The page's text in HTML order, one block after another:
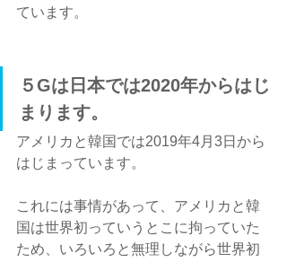
ています。
５Gは日本では2020年からはじ
まります。
アメリカと韓国では2019年4月3日から
はじまっています。
これには事情があって、アメリカと韓
国は世界初っていうとこに拘っていた
ため、いろいろと無理しながら世界初